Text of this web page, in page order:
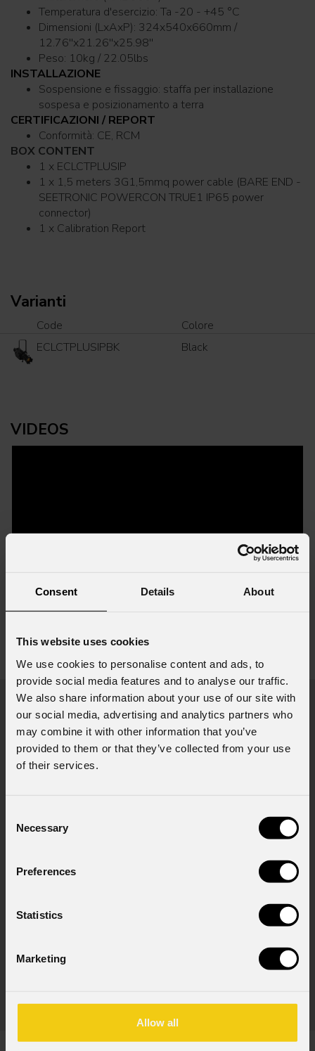
Consent Details About
This website uses cookies
We use cookies to personalise content and ads, to
provide social media features and to analyse our traffic.
We also share information about your use of our site with
our social media, advertising and analytics partners who
may combine it with other information that you’ve
provided to them or that they’ve collected from your use
of their services.
Selection
Necessary
Preferences
Statistics
Marketing
Allow all
Temperatura d'esercizio: Ta -20 - +45 °C
Dimensioni (LxAxP): 324x540x660mm /
12.76''x21.26''x25.98''
Peso: 10kg / 22.05lbs
INSTALLAZIONE
Sospensione e fissaggio: staffa per installazione
sospesa e posizionamento a terra
CERTIFICAZIONI / REPORT
Conformità: CE, RCM
BOX CONTENT
1 x ECLCTPLUSIP
1 x 1,5 meters 3G1,5mmq power cable (BARE END -
SEETRONIC POWERCON TRUE1 IP65 power
connector)
1 x Calibration Report
Varianti
Code
Colore
ECLCTPLUSIPBK
Black
VIDEOS
Accessori e prodotti correlati
visualizza tutti gli accessori
Modulo gobo rotante per proiettori ECL Profile, nero